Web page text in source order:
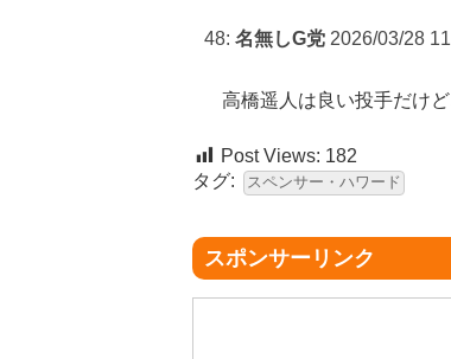
48: 名無しG党 2026/03/28
高橋遥人は良い投手だけ
Post Views: 182
タグ:
スペンサー・ハワード
スポンサーリンク